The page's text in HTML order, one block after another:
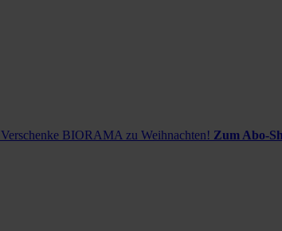
Verschenke BIORAMA zu Weihnachten! Zum Abo-